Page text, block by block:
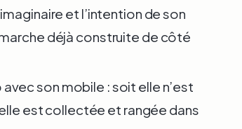
et l’intention de son
déjà construite de côté
son mobile : soit elle n’est
est collectée et rangée dans